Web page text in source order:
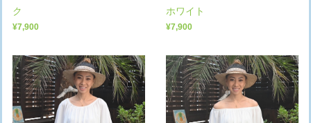
ク
¥7,900
ホワイト
¥7,900